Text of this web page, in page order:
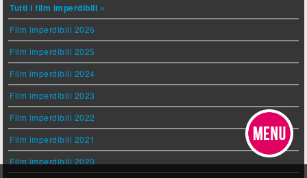
Tutti i film imperdibili »
Film imperdibili 2026
Film imperdibili 2025
Film imperdibili 2024
Film imperdibili 2023
Film imperdibili 2022
Film imperdibili 2021
Film imperdibili 2020